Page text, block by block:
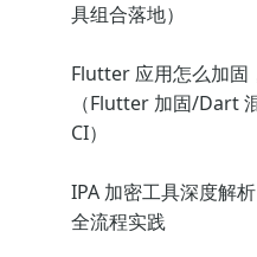
具组合落地）
Flutter 应用怎么加固
（Flutter 加固/Dart
CI）
IPA 加密工具深度解
全流程实践